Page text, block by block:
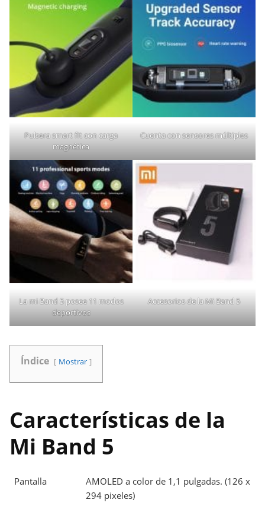
Pulsera smart fit con carga
magnética
Cuenta con sensores múltiples
La mi Band 5 posee 11 modos
deportivos
Accesorios de la Mi Band 5
Índice Mostrar
Características de la
Mi Band 5
Pantalla
AMOLED a color de 1,1 pulgadas. (126 x
294 pixeles)